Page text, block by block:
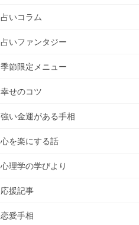
占いコラム
占いファンタジー
季節限定メニュー
幸せのコツ
強い金運がある手相
心を楽にする話
心理学の学びより
応援記事
恋愛手相